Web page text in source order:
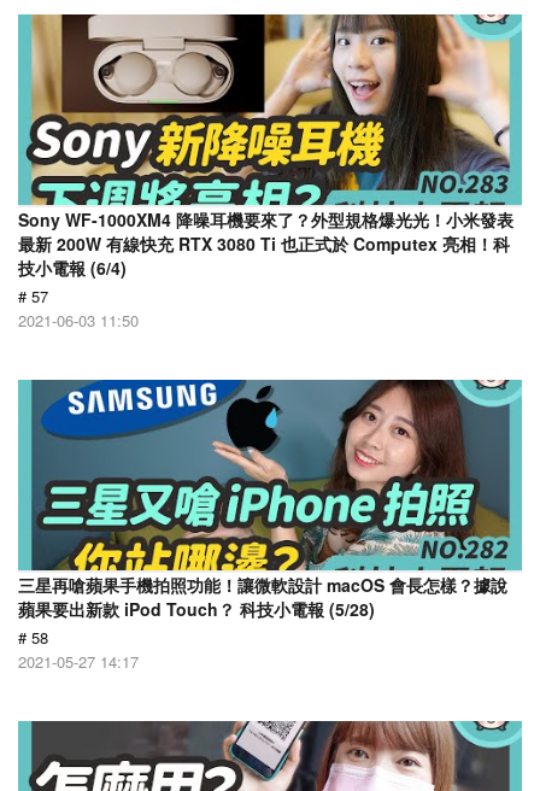
Sony WF-1000XM4 降噪耳機要來了？外型規格爆光光！小米發表
最新 200W 有線快充 RTX 3080 Ti 也正式於 Computex 亮相！科
技小電報 (6/4)
# 57
2021-06-03 11:50
三星再嗆蘋果手機拍照功能！讓微軟設計 macOS 會長怎樣？據說
蘋果要出新款 iPod Touch？ 科技小電報 (5/28)
# 58
2021-05-27 14:17